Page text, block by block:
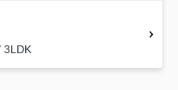
3LDK